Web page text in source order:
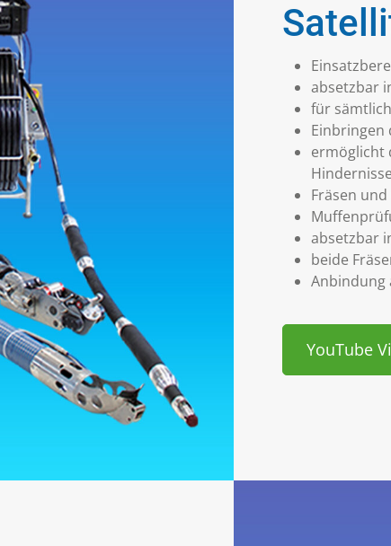
absetzbar
für
Einbringen
ermöglicht
Fräsen
absetzbar
beide
Anbindung
YouTube